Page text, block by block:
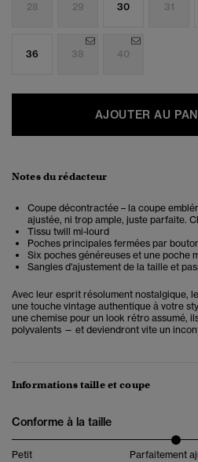
28 29 30 31
36 38 40
AJOUTER AU
Notes du rédacteur
Coupe décontractée – la coupe
ajustée, ni trop ample, juste parfaite.
Tissu twill mi-lourd
Poches principales fermées par
Six poches généreuses et une poche
Sangles d'ajustement de la taille et
Avec leur esprit résolument nostalgique,
une touche vintage authentique à votre
une chemise pour un look rétro assumé,
polyvalents — et deviendront vite un
Informations taille et coupe
Conforme à la taille
Petit Parfaitement